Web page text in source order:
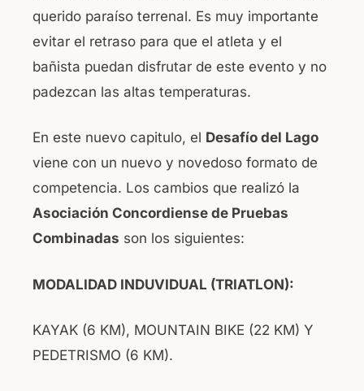
querido paraíso terrenal. Es muy importante
evitar el retraso para que el atleta y el
bañista puedan disfrutar de este evento y no
padezcan las altas temperaturas.
En este nuevo capitulo, el Desafío del Lago
viene con un nuevo y novedoso formato de
competencia. Los cambios que realizó la
Asociación Concordiense de Pruebas
Combinadas son los siguientes:
MODALIDAD INDUVIDUAL (TRIATLON):
KAYAK (6 KM), MOUNTAIN BIKE (22 KM) Y
PEDETRISMO (6 KM).